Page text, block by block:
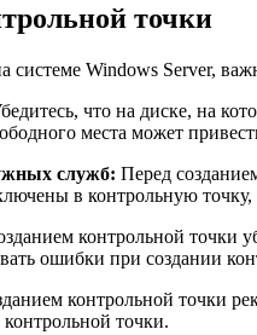
точки
системе Windows Server,
что на диске, на
места может
служб: Перед
в контрольную точку,
контрольной точки
ошибки при создании
контрольной точки
точки.